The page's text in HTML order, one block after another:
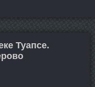
Туапсе.